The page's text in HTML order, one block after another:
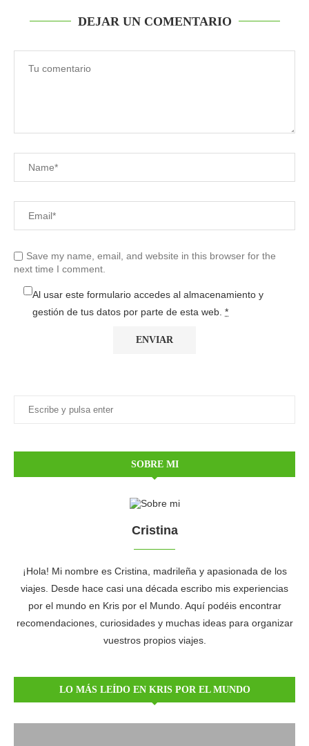
DEJAR UN COMENTARIO
Save my name, email, and website in this browser for the
next time I comment.
Al usar este formulario accedes al almacenamiento y
gestión de tus datos por parte de esta web. *
SOBRE MI
Cristina
¡Hola! Mi nombre es Cristina, madrileña y apasionada de los
viajes. Desde hace casi una década escribo mis experiencias
por el mundo en Kris por el Mundo. Aquí podéis encontrar
recomendaciones, curiosidades y muchas ideas para organizar
vuestros propios viajes.
LO MÁS LEÍDO EN KRIS POR EL MUNDO